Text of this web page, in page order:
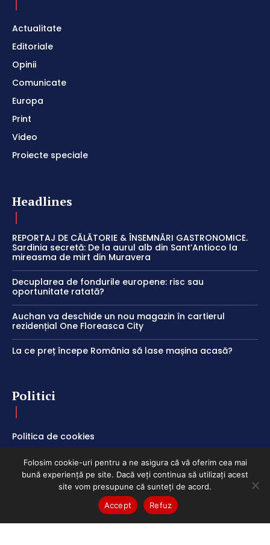
Actualitate
Editoriale
Opinii
Comunicate
Europa
Print
Video
Proiecte speciale
Headlines
REPORTAJ DE CĂLĂTORIE & ÎNSEMNĂRI GASTRONOMICE.
Sardinia secretă: De la aurul alb din Sant’Antioco la
mireasma de mirt din Muravera
Decuplarea de fondurile europene: risc sau
oportunitate ratată?
Auchan va deschide un nou magazin în cartierul
rezidențial One Floreasca City
La ce preț începe România să lase mașina acasă?
Politici
Politica de cookies
Politica de Confidențialitate
Folosim cookie-uri pentru a ne asigura că vă oferim cea mai
bună experiență pe site. Dacă veți continua să utilizați acest
site vom presupune că sunteți de acord.
Accept
Refuz